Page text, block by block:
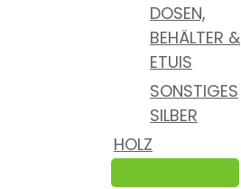
DOSEN,
BEHÄLTER &
ETUIS
SONSTIGES
SILBER
HOLZ